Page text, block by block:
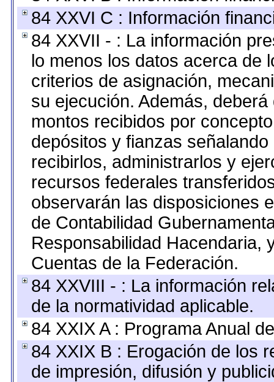
84 XXVI C : Información
84 XXVII - : La información
lo menos los datos acerca de
criterios de asignación,
su ejecución. Además,
montos recibidos por
depósitos y fianzas
recibirlos, administrarlos y
recursos federales
observarán las disposiciones
de Contabilidad
Responsabilidad Hacendaria,
Cuentas de la Federación.
84 XXVIII - : La información
de la normatividad aplicable.
84 XXIX A : Programa Anual
84 XXIX B : Erogación de los
de impresión, difusión y